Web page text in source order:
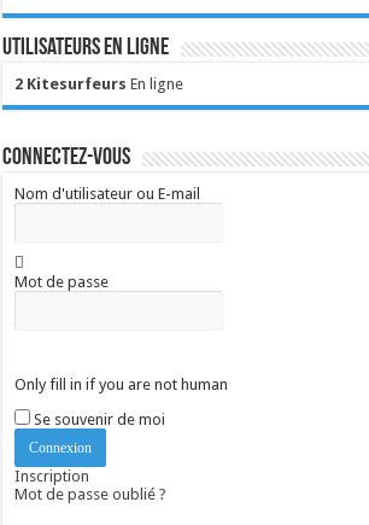
Utilisateurs en ligne
2 Kitesurfeurs En ligne
Connectez-vous
Nom d'utilisateur ou E-mail
Mot de passe
Only fill in if you are not human
Se souvenir de moi
Inscription
Mot de passe oublié ?